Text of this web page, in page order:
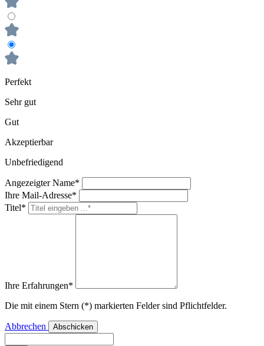
Perfekt
Sehr gut
Gut
Akzeptierbar
Unbefriedigend
Angezeigter Name*
Ihre Mail-Adresse*
Titel*
Ihre Erfahrungen*
Die mit einem Stern (*) markierten Felder sind Pflichtfelder.
Abbrechen Abschicken